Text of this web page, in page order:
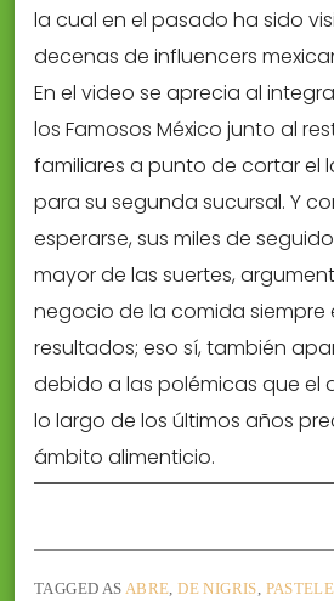
la cual en el pasado ha sido
decenas de influencers
En el video se aprecia al
los Famosos México junto al
familiares a punto de cortar el
para su segunda sucursal. Y
esperarse, sus miles de
mayor de las suertes,
negocio de la comida siempre
resultados; eso sí, también
debido a las polémicas que el
lo largo de los últimos años
ámbito alimenticio.
TAGGED AS ABRE ,DE NIGRIS